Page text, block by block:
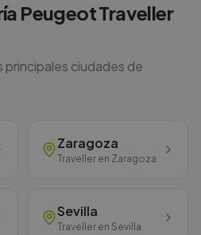
PeugeotTraveller
principales ciudades de
Zaragoza
Traveller en Zaragoza
Sevilla
Traveller en Sevilla